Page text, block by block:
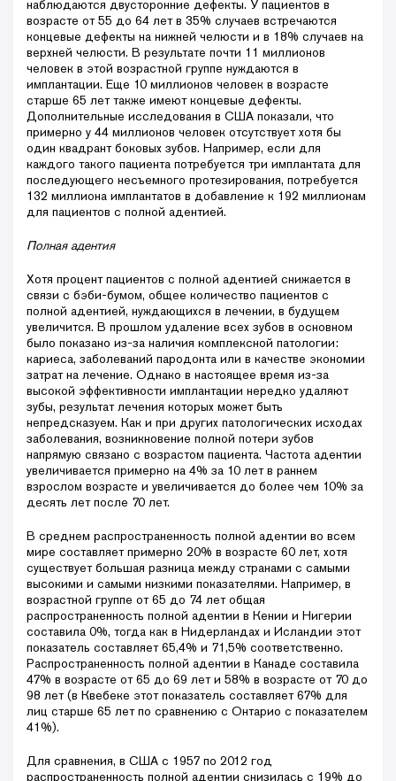
наблюдаются двусторонние дефекты. У пациентов в
возрасте от 55 до 64 лет в 35% случаев встречаются
концевые дефекты на нижней челюсти и в 18% случаев на
верхней челюсти. В результате почти 11 миллионов
человек в этой возрастной группе нуждаются в
имплантации. Еще 10 миллионов человек в возрасте
старше 65 лет также имеют концевые дефекты.
Дополнительные исследования в США показали, что
примерно у 44 миллионов человек отсутствует хотя бы
один квадрант боковых зубов. Например, если для
каждого такого пациента потребуется три имплантата для
последующего несъемного протезирования, потребуется
132 миллиона имплантатов в добавление к 192 миллионам
для пациентов с полной адентией.
Полная адентия
Хотя процент пациентов с полной адентией снижается в
связи с бэби-бумом, общее количество пациентов с
полной адентией, нуждающихся в лечении, в будущем
увеличится. В прошлом удаление всех зубов в основном
было показано из-за наличия комплексной патологии:
кариеса, заболеваний пародонта или в качестве экономии
затрат на лечение. Однако в настоящее время из-за
высокой эффективности имплантации нередко удаляют
зубы, результат лечения которых может быть
непредсказуем. Как и при других патологических исходах
заболевания, возникновение полной потери зубов
напрямую связано с возрастом пациента. Частота адентии
увеличивается примерно на 4% за 10 лет в раннем
взрослом возрасте и увеличивается до более чем 10% за
десять лет после 70 лет.
В среднем распространенность полной адентии во всем
мире составляет примерно 20% в возрасте 60 лет, хотя
существует большая разница между странами с самыми
высокими и самыми низкими показателями. Например, в
возрастной группе от 65 до 74 лет общая
распространенность полной адентии в Кении и Нигерии
составила 0%, тогда как в Нидерландах и Исландии этот
показатель составляет 65,4% и 71,5% соответственно.
Распространенность полной адентии в Канаде составила
47% в возрасте от 65 до 69 лет и 58% в возрасте от 70 до
98 лет (в Квебеке этот показатель составляет 67% для
лиц старше 65 лет по сравнению с Онтарио с показателем
41%).
Для сравнения, в США с 1957 по 2012 год
распространенность полной адентии снизилась с 19% до